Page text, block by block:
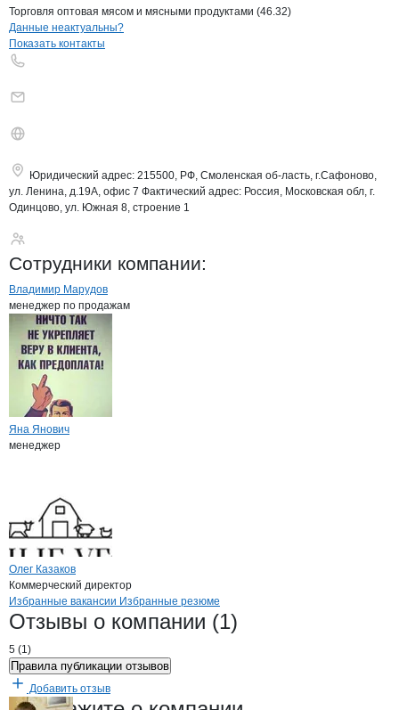
Торговля оптовая мясом и мясными продуктами (46.32)
Контактыкомпании
+7(800)000-00-..
Данные неактуальны?
Показать контакты
Юридический адрес: 215500, РФ, Смоленская об-ласть, г.Сафоново,
ул. Ленина, д.19А, офис 7 Фактический адрес: Россия, Московская обл, г.
Одинцово, ул. Южная 8, строение 1
Сотрудники компании:
Владимир Марудов
менеджер по продажам
Яна Янович
менеджер
Олег Казаков
Коммерческий директор
Брендыкомпани Соржин
Вакансии вСоржин
Избранные вакансии Избранные резюме
Новости oСоржин, ООО
Отзывы о компании (1)
5 (1)
Правила публикации отзывов
Добавить отзыв